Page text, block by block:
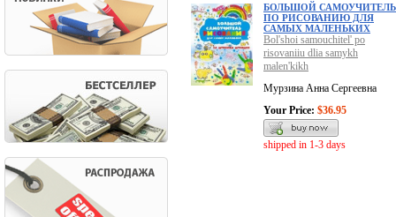
БОЛЬШОЙ САМОУЧИТЕЛЬ
ПО РИСОВАНИЮ ДЛЯ
САМЫХ МАЛЕНЬКИХ
Bol'shoi samouchitel' po
risovaniiu dlia samykh
malen'kikh
Мурзина Анна Сергеевна
Your Price: $36.95
shipped in 1-3 days